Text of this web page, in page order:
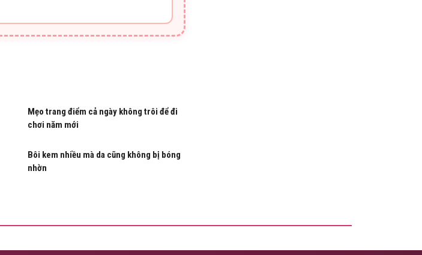
Mẹo trang điểm cả ngày không trôi để đi
chơi năm mới
Bôi kem nhiều mà da cũng không bị bóng
nhờn